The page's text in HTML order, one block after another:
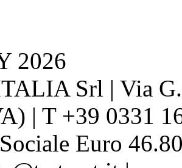
2026
Srl | Via
| T +39 0331
Euro